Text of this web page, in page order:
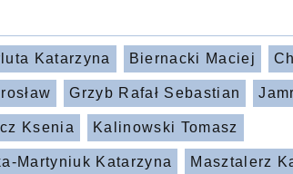
Katarzyna Biernacki Maciej
Grzyb Rafał Sebastian
Ksenia Kalinowski Tomasz
Martyniuk Katarzyna Masztalerz